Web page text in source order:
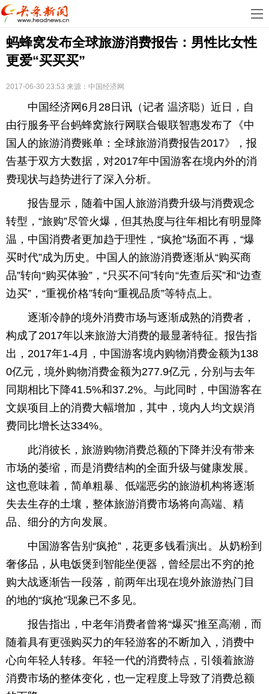
首
页
娱
乐
科
地
产
汽
车
教
育
健
活
时
尚
体
育
育
戏
快
富
文
蚂蜂窝发布全球旅游消费报告：男性比女性
更爱“买买买”
2017-06-30 23:53 来源：中国经济网
中国经济网6月28日讯（记者 温济聪）近日，自
由行服务平台蚂蜂窝旅行网联合银联智惠发布了《中
国人的旅游消费账单：全球旅游消费报告2017》，报
告基于双方大数据，对2017年中国游客在境内外的消
费现状与趋势进行了深入分析。
报告显示，随着中国人旅游消费升级与消费观念
转型，“旅购”尽管火爆，但其热度与往年相比有明显降
温，中国消费者更加趋于理性，“疯抢”场面不再，“爆
买时代”成为历史。中国人的旅游消费逐渐从“购买商
品”转向“购买体验”，“只买不问”转向“先查后买”和“边查
边买”，“重视价格”转向“重视品质”等特点上。
逐渐冷静的境外消费市场与逐渐成熟的消费者，
构成了2017年以来旅游大消费的最显著特征。报告指
出，2017年1-4月，中国游客境内购物消费金额为138
0亿元，境外购物消费金额为277.9亿元，分别与去年
同期相比下降41.5%和37.2%。与此同时，中国游客在
文娱项目上的消费大幅增加，其中，境内人均文娱消
费同比增长达334%。
此消彼长，旅游购物消费总额的下降并没有带来
市场的萎缩，而是消费结构的全面升级与健康发展。
这也意味着，简单粗暴、低端恶劣的旅游机构将逐渐
失去生存的土壤，整体旅游消费市场将向高端、精
品、细分的方向发展。
中国游客告别“疯抢”，花更多钱看演出。从奶粉到
奢侈品，从电饭煲到智能坐便器，曾经层出不穷的抢
购大战逐渐告一段落，前两年出现在境外旅游热门目
的地的“疯抢”现象已不多见。
报告指出，中老年消费者曾将“爆买”推至高潮，而
随着具有更强购买力的年轻游客的不断加入，消费中
心向年轻人转移。年轻一代的消费特点，引领着旅游
消费市场的整体变化，也一定程度上导致了消费总额